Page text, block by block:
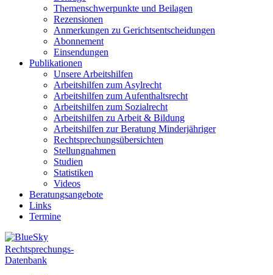
Themenschwerpunkte und Beilagen
Rezensionen
Anmerkungen zu Gerichtsentscheidungen
Abonnement
Einsendungen
Publikationen
Unsere Arbeitshilfen
Arbeitshilfen zum Asylrecht
Arbeitshilfen zum Aufenthaltsrecht
Arbeitshilfen zum Sozialrecht
Arbeitshilfen zu Arbeit & Bildung
Arbeitshilfen zur Beratung Minderjähriger
Rechtsprechungsübersichten
Stellungnahmen
Studien
Statistiken
Videos
Beratungsangebote
Links
Termine
Rechtsprechungs-
Datenbank